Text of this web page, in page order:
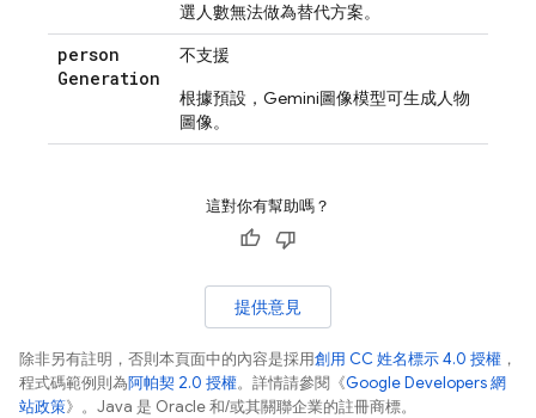
選人數無法做為替代方案。
person
Generation
不支援
根據預設， Gemini圖像模型可生成人物
圖像。
這對你有幫助嗎？
提供意見
除非另有註明，否則本頁面中的內容是採用創用 CC 姓名標示 4.0 授權 ，
程式碼範例則為阿帕契 2.0 授權。詳情請參閱《Google Developers 網
站政策》。Java 是 Oracle 和/或其關聯企業的註冊商標。